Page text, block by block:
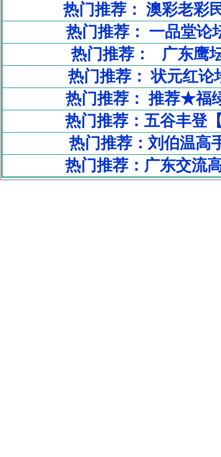
热门推荐： 澳彩老彩
热门推荐： 一品堂
热门推荐： 广东鹰
热门推荐： 状元红
热门推荐： 推荐★福
热门推荐：五谷丰登
热门推荐：刘伯温高
热门推荐：广东交流